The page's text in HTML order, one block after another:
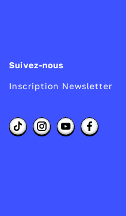
Suivez-nous
Inscription Newsletter